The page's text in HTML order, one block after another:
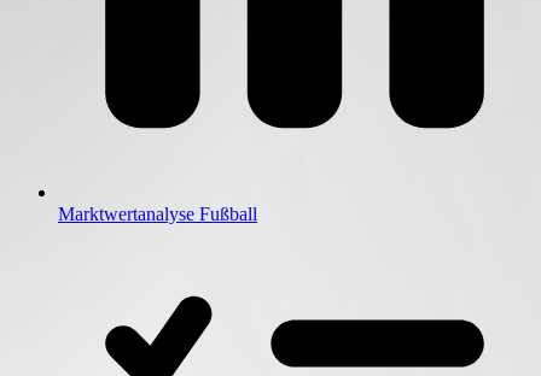
Marktwertanalyse Fußball